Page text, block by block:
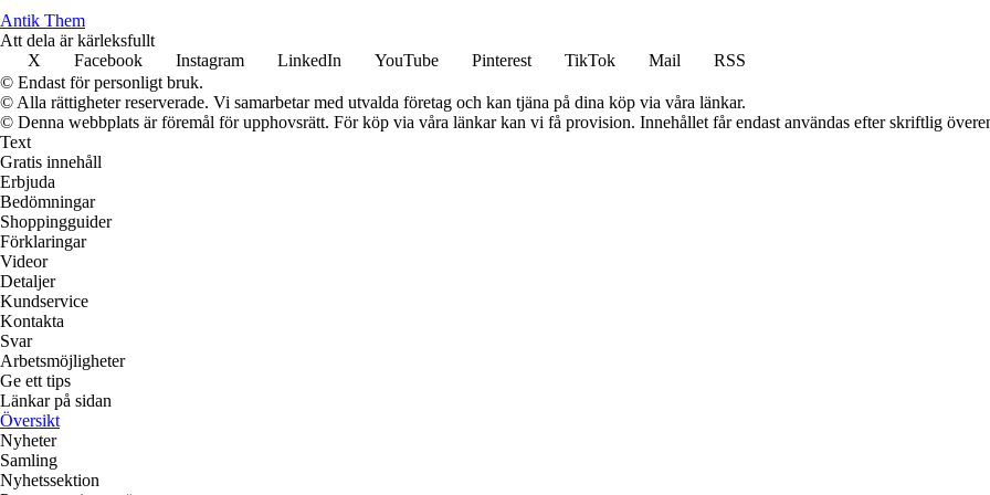
Antik Them
Att dela är kärleksfullt
X
Facebook Instagram LinkedIn YouTube Pinterest TikTok Mail
RSS
© Endast för personligt bruk.
© Alla rättigheter reserverade. Vi samarbetar med utvalda företag och kan tjäna på dina köp via våra länkar.
© Denna webbplats är föremål för upphovsrätt. För köp via våra länkar kan vi få provision. Innehållet får endast användas efter skriftlig
Text
Gratis innehåll
Erbjuda
Bedömningar
Shoppingguider
Förklaringar
Videor
Detaljer
Kundservice
Kontakta
Svar
Arbetsmöjligheter
Ge ett tips
Länkar på sidan
Översikt
Nyheter
Samling
Nyhetssektion